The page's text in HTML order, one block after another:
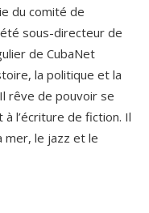
du comité de
sous-directeur de
de CubaNet
la politique et la
rêve de pouvoir se
l’écriture de fiction. Il
mer, le jazz et le